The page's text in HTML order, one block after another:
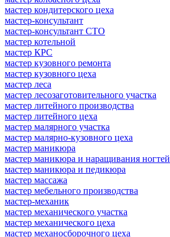
мастер кондитерского цеха
мастер-консультант
мастер-консультант СТО
мастер котельной
мастер КРС
мастер кузовного ремонта
мастер кузовного цеха
мастер леса
мастер лесозаготовительного участка
мастер литейного производства
мастер литейного цеха
мастер малярного участка
мастер малярно-кузовного цеха
мастер маникюра
мастер маникюра и наращивания ногтей
мастер маникюра и педикюра
мастер массажа
мастер мебельного производства
мастер-механик
мастер механического участка
мастер механического цеха
мастер механосборочного цеха